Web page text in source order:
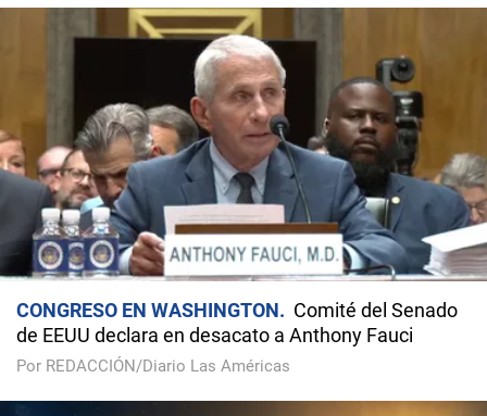
CONGRESO EN WASHINGTON
Comité del Senado
de EEUU declara en desacato a Anthony Fauci
Por REDACCIÓN/Diario Las Américas